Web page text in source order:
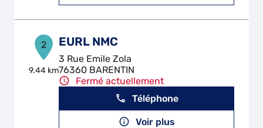
2
9.44 km
EURL NMC
3 Rue Emile Zola
76360 BARENTIN
Fermé actuellement
Téléphone
Voir plus